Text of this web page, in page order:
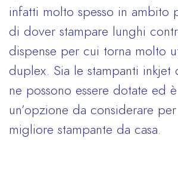
infatti molto spesso in ambito
di dover stampare lunghi
dispense per cui torna molto
duplex. Sia le stampanti inkjet
ne possono essere dotate ed
un’opzione da considerare
migliore stampante da casa.